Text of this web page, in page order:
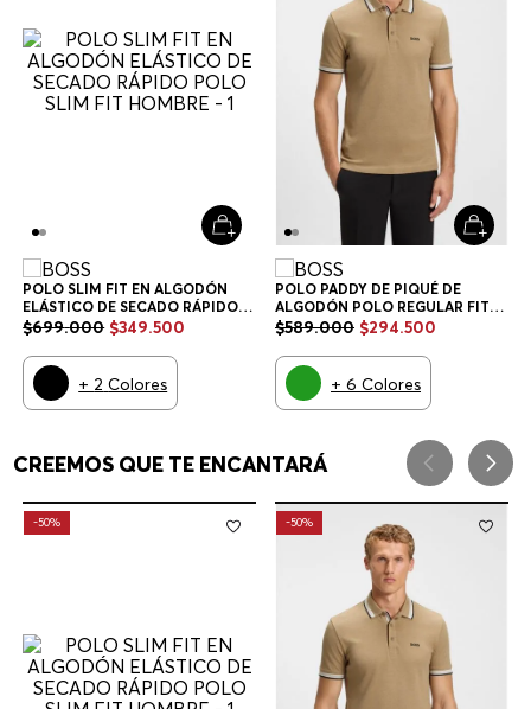
POLO SLIM FIT EN ALGODÓN
ELÁSTICO DE SECADO RÁPIDO
POLO SLIM FIT HOMBRE
$699.000 $349.500
+2 Colores
POLO PADDY DE PIQUÉ DE
ALGODÓN POLO REGULAR FIT
HOMBRE
$589.000 $294.500
+6 Colores
CREEMOS QUE TE ENCANTARÁ
-50% -50%